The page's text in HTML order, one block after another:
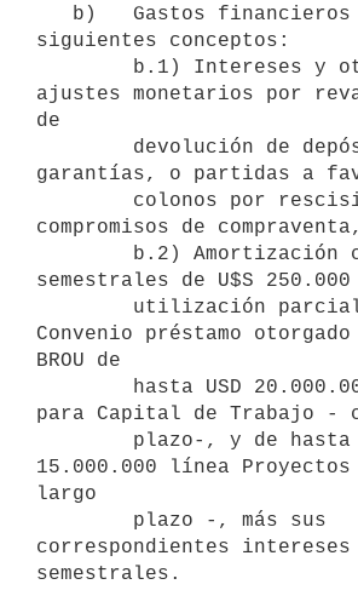
siguientes conceptos:
ajustes monetarios por
de
garantías, o partidas a
compromisos de
semestrales de U$S
Convenio préstamo
BROU de
para Capital de Trabajo -
15.000.000 línea
largo
correspondientes intereses
semestrales.